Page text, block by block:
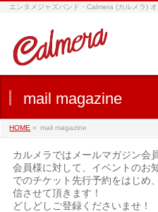
エンタメジャズバンド・Calmera (カルメラ)
mail magazine
HOME » mail magazine
カルメラではメールマガジン会
会員様に対して、イベントのお
でのチケット先行予約をはじめ
信させて頂きます！
どしどしご登録くださいませ！